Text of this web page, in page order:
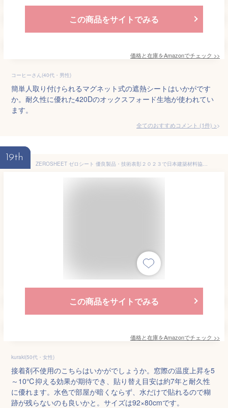
この商品をサイトでみる
価格と在庫をAmazonでチェック >>
コーヒーさん(40代・男性)
簡単人取り付けられるマグネット式の遮熱シートはいかがです
か。耐久性に優れた420Dのオックスフォード生地が使われてい
ます。
全てのおすすめコメント (1件) >
19th
ZEROSHEET ゼロシート 優良製品・技術表彰２０２３で日本建築材料協会賞を受賞 貼って剥がせる窓ガラス用遮熱シート 遮熱フィルム 断熱シート 断熱フィルム DIY 遮熱シート 紫外線カット 近赤外線カット 飛散防止効果
この商品をサイトでみる
価格と在庫をAmazonでチェック >>
kuraki(50代・女性)
接着剤不使用のこちらはいかがでしょうか。窓際の温度上昇を5
～10℃抑える効果が期待でき、貼り替え目安は約7年と耐久性
に優れます。水色で部屋が暗くならず、水だけで貼れるので糊
跡が残らないのも良いかと。サイズは92×80cmです。